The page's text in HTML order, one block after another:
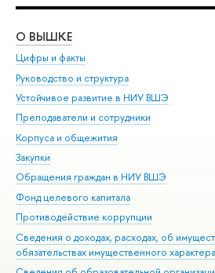
О ВЫШКЕ
Цифры и факты
Руководство и структура
Устойчивое развитие в НИУ ВШЭ
Преподаватели и сотрудники
Корпуса и общежития
Закупки
Обращения граждан в НИУ ВШЭ
Фонд целевого капитала
Противодействие коррупции
Сведения о доходах, расходах, об
обязательствах имущественного характера